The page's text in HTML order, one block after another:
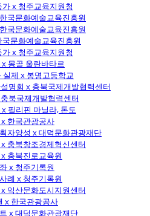
x 청주교육지원청
국문화예술교육진흥원
국문화예술교육진흥원
문화예술교육진흥원
x 청주교육지원청
몽골 울란바타르
제 x 봉명고등학교
명회 x 충북국제개발협력센터
북국제개발협력센터
필리핀 마닐라, 톤도
한국관광공사
자양성 x 대덕문화관광재단
충북창조경제혁신센터
충북진로교육원
x 청주기록원
례 x 청주기록원
익산문화도시지원센터
x 한국관광공사
x 대덕문화관광재단